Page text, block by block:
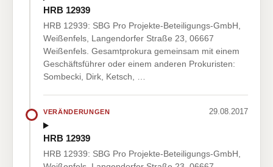
HRB 12939
HRB 12939: SBG Pro Projekte-Beteiligungs-GmbH,
Weißenfels, Langendorfer Straße 23, 06667
Weißenfels. Gesamtprokura gemeinsam mit einem
Geschäftsführer oder einem anderen Prokuristen:
Sombecki, Dirk, Ketsch, …
VERÄNDERUNGEN 29.08.2017
HRB 12939
HRB 12939: SBG Pro Projekte-Beteiligungs-GmbH,